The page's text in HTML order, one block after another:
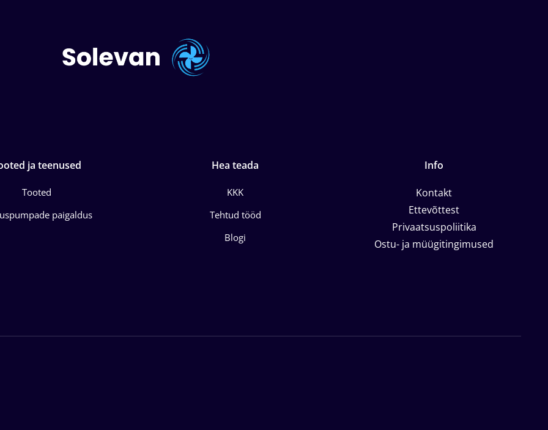
ja teenused
Tooted
paigaldus
Hea teada
KKK
Tehtud tööd
Blogi
Info
Kontakt
Ettevõttest
Privaatsuspoliitika
Ostu- ja müügitingimused